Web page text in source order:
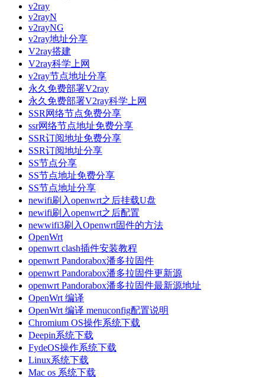
v2ray
v2rayN
v2rayNG
v2ray地址分享
V2ray搭建
V2ray科学上网
v2ray节点地址分享
永久免费部署V2ray
永久免费部署V2ray科学上网
SSR网络节点免费分享
ssr网络节点地址免费分享
SSR订阅地址免费分享
SSR订阅地址分享
SS节点分享
SS节点地址免费分享
SS节点地址分享
newifi刷入openwrt之后挂载U盘
newifi刷入openwrt之后配置
newwifi3刷入Openwrt固件的方法
OpenWrt
openwrt clash插件安装教程
openwrt Pandorabox潘多拉固件
openwrt Pandorabox潘多拉固件更新源
openwrt Pandorabox潘多拉固件最新源地址
OpenWrt 编译
OpenWrt 编译 menuconfig配置说明
Chromium OS操作系统下载
Deepin系统下载
FydeOS操作系统下载
Linux系统下载
Mac os 系统下载